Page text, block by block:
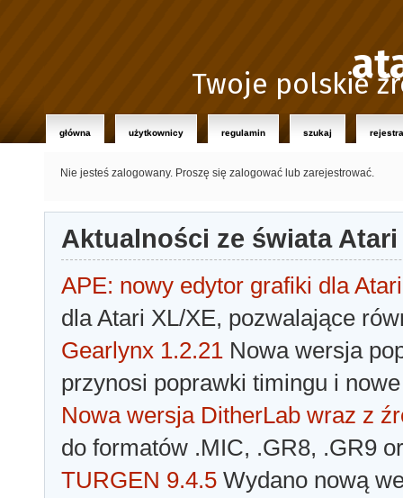
Twoje polskie
główna użytkownicy regulamin szukaj
Nie jesteś zalogowany. Proszę się zalogować lub zarejestrować.
Aktualności ze świata Atari
APE: nowy edytor grafiki dla Atari
dla Atari XL/XE, pozwalające
Gearlynx 1.2.21 Nowa wersja
przynosi poprawki timingu i
Nowa wersja DitherLab wraz z
do formatów .MIC, .GR8, .GR9
TURGEN 9.4.5 Wydano nową